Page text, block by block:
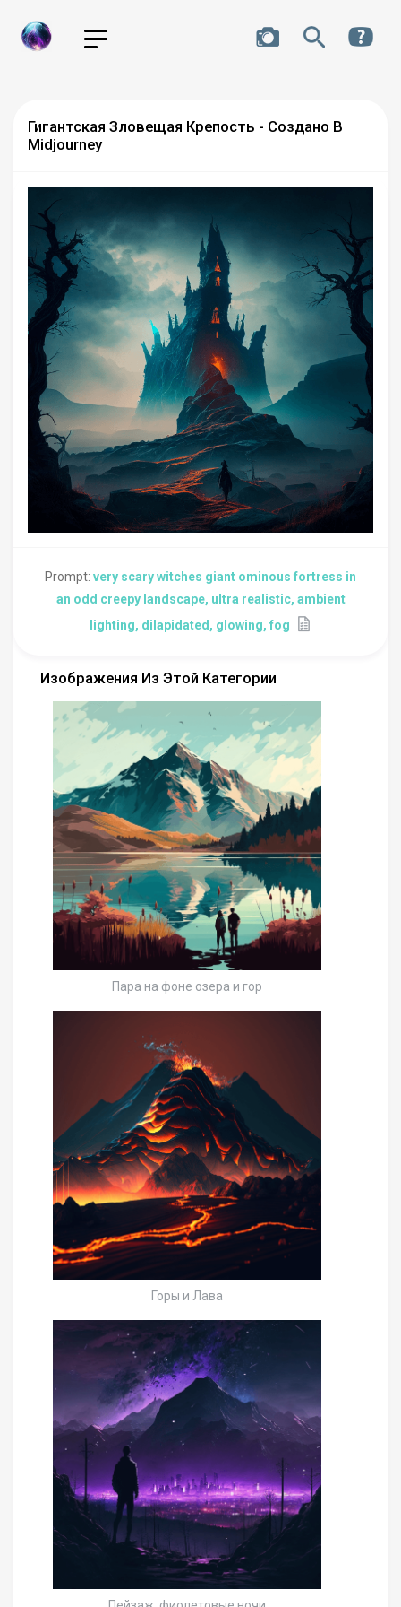
Гигантская Зловещая Крепость - Создано В
Midjourney
Prompt: very scary witches giant ominous fortress in
an odd creepy landscape, ultra realistic, ambient
lighting, dilapidated, glowing, fog
Изображения Из Этой Категории
Пара на фоне озера и гор
Горы и Лава